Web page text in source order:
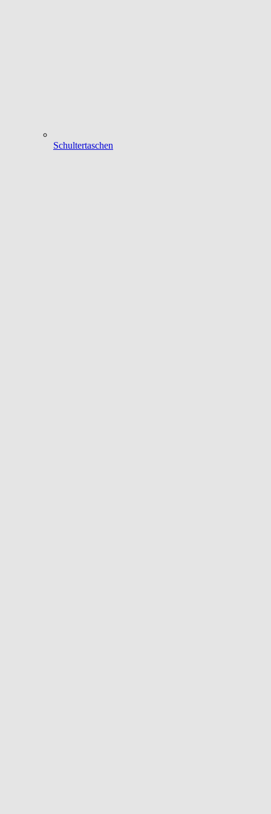
Schultertaschen